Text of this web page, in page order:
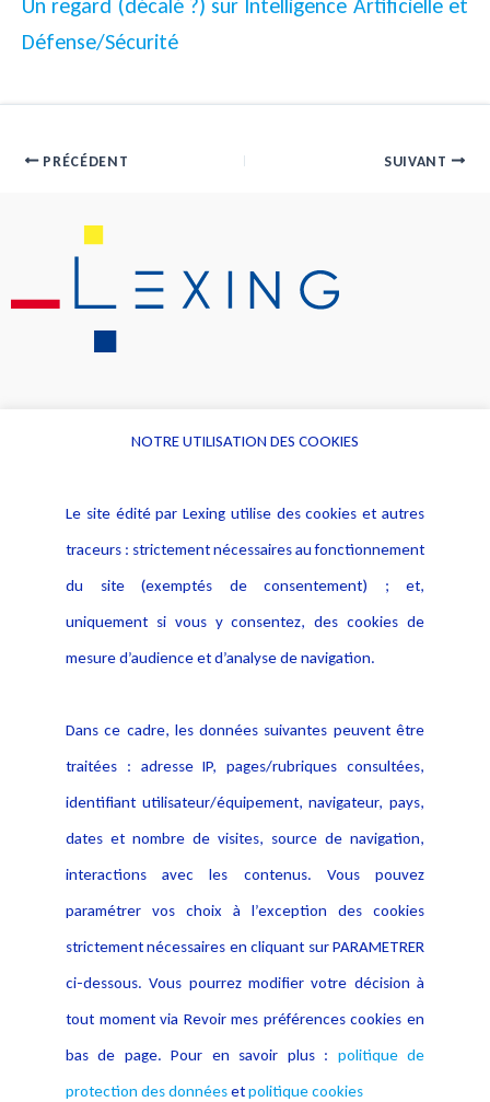
Un regard (décalé ?) sur Intelligence Artificielle et
Défense/Sécurité
PRÉCÉDENT SUIVANT
Alerte professionnelle
Déclaration d'accessibilité
Notice Légale
Politique de protection des
données
Publications
NOTRE UTILISATION DES COOKIES
Le site édité par Lexing utilise des cookies et autres
traceurs : strictement nécessaires au fonctionnement
du site (exemptés de consentement) ; et,
uniquement si vous y consentez, des cookies de
mesure d’audience et d’analyse de navigation.
Dans ce cadre, les données suivantes peuvent être
traitées : adresse IP, pages/rubriques consultées,
identifiant utilisateur/équipement, navigateur, pays,
dates et nombre de visites, source de navigation,
interactions avec les contenus. Vous pouvez
paramétrer vos choix à l’exception des cookies
strictement nécessaires en cliquant sur PARAMETRER
ci-dessous. Vous pourrez modifier votre décision à
tout moment via Revoir mes préférences cookies en
bas de page. Pour en savoir plus : politique de
protection des donnéesetpolitique cookies